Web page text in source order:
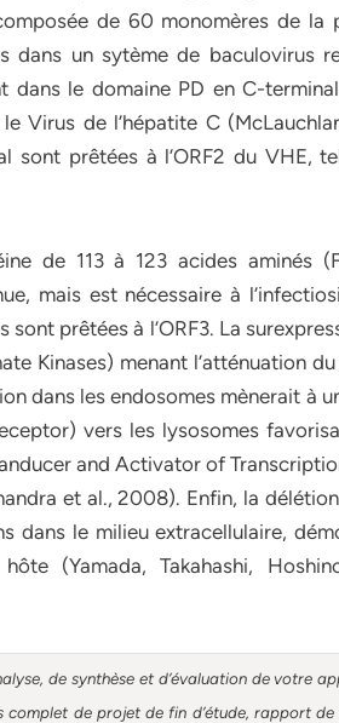
de 60 monomères de la
dans un sytème de baculovirus
dans le domaine PD en C-
Virus de l’hépatite C
sont prêtées à l’ORF2 du VHE,
de 113 à 123 acides aminés
mais est nécessaire à
prêtées à l’ORF3. La
Kinases) menant l’atténuation
dans les endosomes mènerait à
vers les lysosomes
and Activator of
et al., 2008). Enfin, la délétion
dans le milieu extracellulaire,
(Yamada, Takahashi,
de synthèse et d’évaluation de votre
de projet de fin d’étude, rapport de